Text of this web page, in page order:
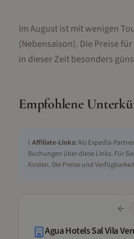
Im August ist mit wenigen
(Nebensaison). Die Preise
in dieser Zeit besonders
Empfohlene
ℹ️ Affiliate-Links:Als Expedia-
Buchungen über diese Links. Für
Kosten. Die Preise und
Agua Hotels Sal Vila